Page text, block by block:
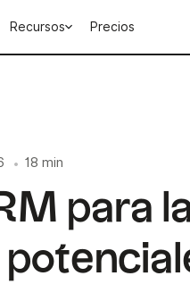
Recursos Precios
• 18 min
para